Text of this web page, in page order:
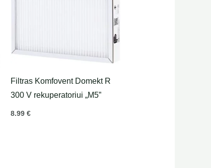
Filtras Komfovent Domekt R
300 V rekuperatoriui „M5”
8.99 €